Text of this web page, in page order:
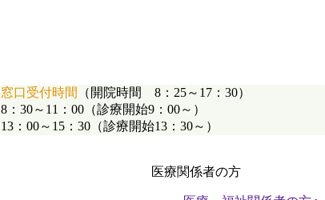
窓口受付時間
（開院時間 8：25～17：30）
8：30～11：00（診療開始9：00～）
13：00～15：30（診療開始13：30～）
医療関係者の方